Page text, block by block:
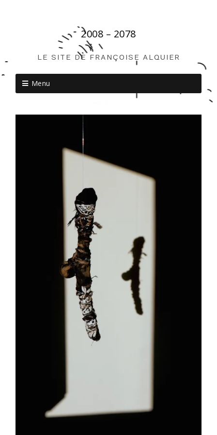
2008 – 2078
LE SITE DE FRANÇOISE ALQUIER
Menu